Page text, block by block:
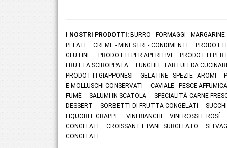
I NOSTRI PRODOTTI: BURRO - FORMAGGI - MARGARINE
PELATI
CREME - MINESTRE- CONDIMENTI
GLUTINE
PRODOTTI PER APERITIVI
PRODOTTI PER
FRUTTA SCIROPPATA
FUNGHI E TARTUFI DA
PRODOTTI GIAPPONESI
GELATINE - SPEZIE - AROMI
E MOLLUSCHI CONSERVATI
CAVIALE - PESCE
FUMÈ
SALUMI IN SCATOLA
SPECIALITÀ CARNE
DESSERT
SORBETTI DI FRUTTA CONGELATI
LIQUORI E GRAPPE
VINI BIANCHI
VINI ROSSI E ROSÈ
CONGELATI
CROISSANT E PANE SURGELATO
CONGELATI